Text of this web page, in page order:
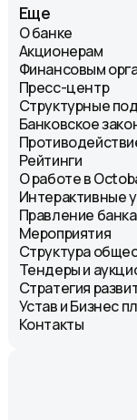
Еще
О банке
Акционерам
Финансовым
Пресс-центр
Структурные
Банковское
Рейтинги
О работе в
Интерактивные
Правление банка
Мероприятия
Структура
Тендеры и
Стратегия
Устав и Бизнес
Контакты